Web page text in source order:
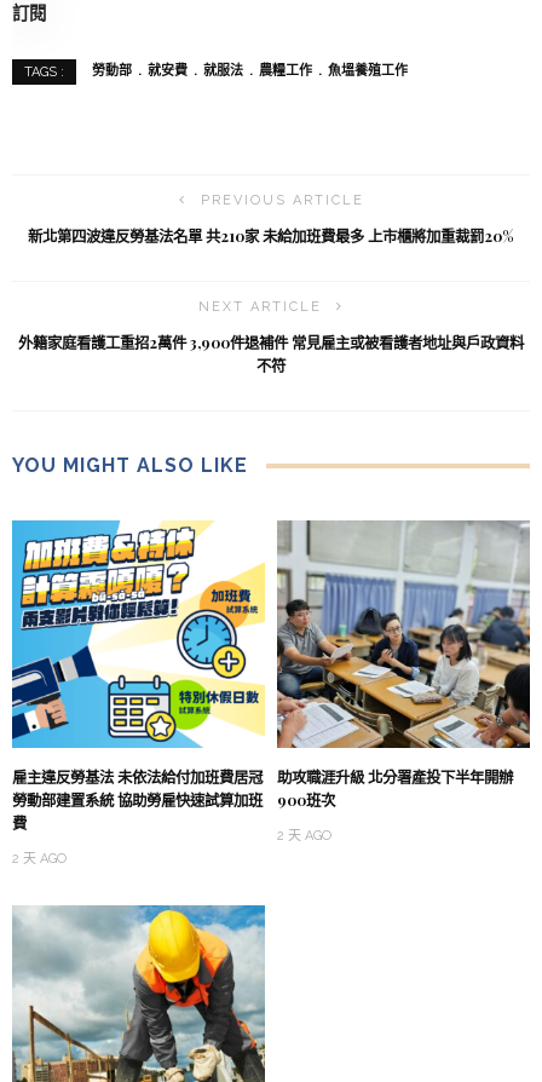
訂閱
TAGS : 勞動部 就安費 就服法 農糧工作 魚塭養殖工作
PREVIOUS ARTICLE
新北第四波違反勞基法名單 共210家 未給加班費最多 上市櫃將加重裁罰20%
NEXT ARTICLE
外籍家庭看護工重招2萬件 3,900件退補件 常見雇主或被看護者地址與戶政資料
不符
YOU MIGHT ALSO LIKE
雇主違反勞基法 未依法給付加班費居冠
勞動部建置系統 協助勞雇快速試算加班
費
2 天 AGO
助攻職涯升級 北分署產投下半年開辦
900班次
2 天 AGO